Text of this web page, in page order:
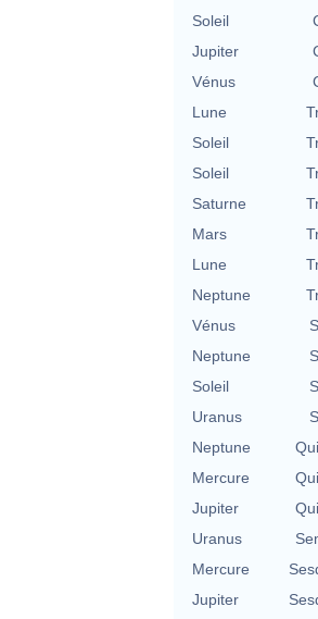
Soleil
Jupiter
Vénus
Lune
Soleil
Soleil
Saturne
Mars
Lune
Neptune
Vénus
Neptune
Soleil
Uranus
Neptune
Mercure
Jupiter
Uranus
Mercure
Jupiter